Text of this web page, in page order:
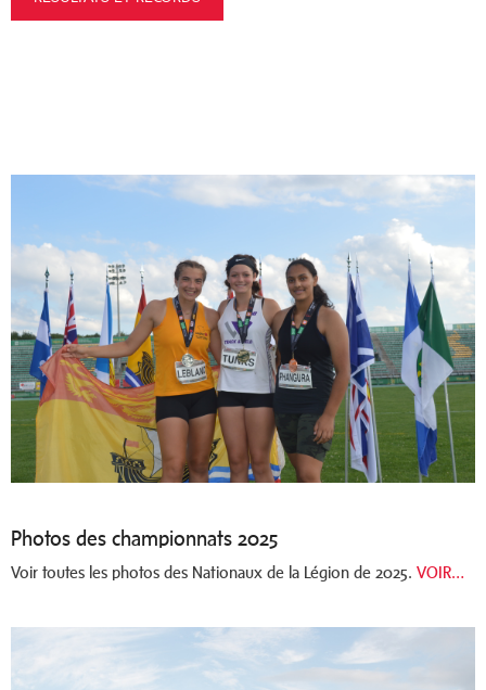
Photos des championnats 2025
Voir toutes les photos des Nationaux de la Légion de 2025. VOIR…